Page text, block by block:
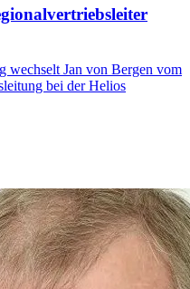
wechselt Jan von Bergen vom
bei der Helios